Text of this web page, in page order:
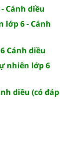
Cánh diều
lớp 6 - Cánh
Cánh diều
nhiên lớp 6
diều (có đáp